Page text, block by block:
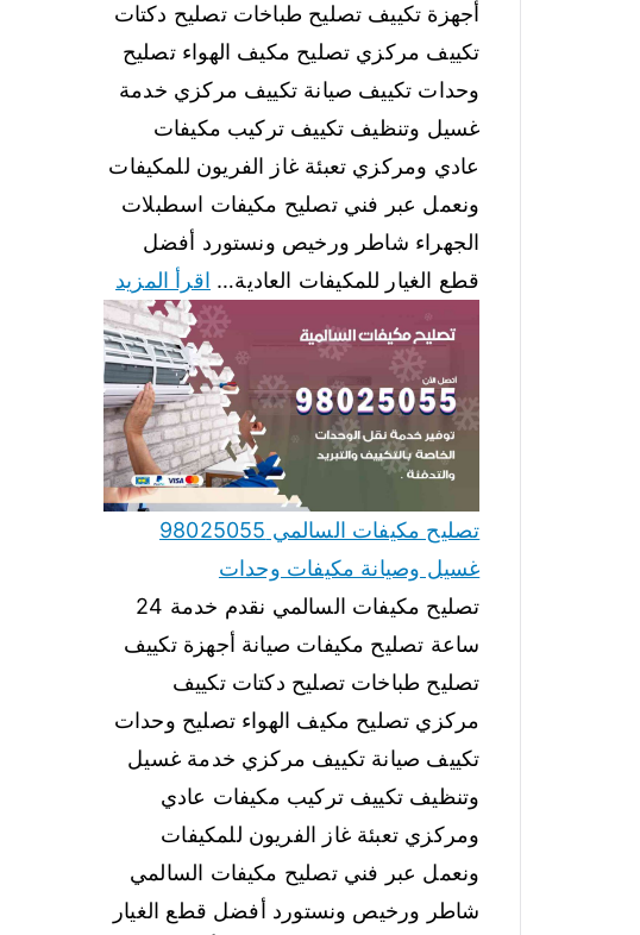
أجهزة تكييف تصليح طباخات تصليح دكتات
تكييف مركزي تصليح مكيف الهواء تصليح
وحدات تكييف صيانة تكييف مركزي خدمة
غسيل وتنظيف تكييف تركيب مكيفات
عادي ومركزي تعبئة غاز الفريون للمكيفات
ونعمل عبر فني تصليح مكيفات اسطبلات
الجهراء شاطر ورخيص ونستورد أفضل
قطع الغيار للمكيفات العادية… اقرأ المزيد
تصليح مكيفات السالمي 98025055
غسيل وصيانة مكيفات وحدات
تصليح مكيفات السالمي نقدم خدمة 24
ساعة تصليح مكيفات صيانة أجهزة تكييف
تصليح طباخات تصليح دكتات تكييف
مركزي تصليح مكيف الهواء تصليح وحدات
تكييف صيانة تكييف مركزي خدمة غسيل
وتنظيف تكييف تركيب مكيفات عادي
ومركزي تعبئة غاز الفريون للمكيفات
ونعمل عبر فني تصليح مكيفات السالمي
شاطر ورخيص ونستورد أفضل قطع الغيار